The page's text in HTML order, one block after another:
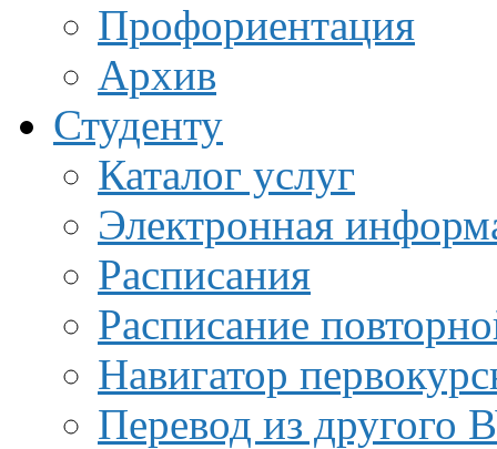
Профориентация
Архив
Студенту
Каталог услуг
Электронная
Расписания
Расписание
Навигатор
Перевод из другого